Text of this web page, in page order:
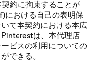
約に拘束することが
における自己の表明保
て本契約における本広
は、本代理店
ビスの利用についての
できる。